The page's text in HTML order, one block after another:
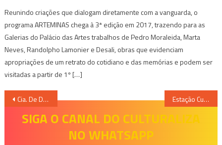
Reunindo criações que dialogam diretamente com a vanguarda, o
programa ARTEMINAS chega à 3ª edição em 2017, trazendo para as
Galerias do Palácio das Artes trabalhos de Pedro Moraleida, Marta
Neves, Randolpho Lamonier e Desali, obras que evidenciam
apropriações de um retrato do cotidiano e das memórias e podem ser
visitadas a partir de 1º […]
Navegação
Cia. De Dança Palácio das Artes Apresenta “Primeirapessoadoplural” Estação Cultural apresenta espetáculos de comédia dentro do Expo-Riso
SIGA O CANAL DO CULTURALIZA
NO WHATSAPP